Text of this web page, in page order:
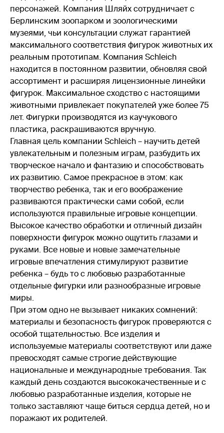
персонажей. Компания Шляйх сотрудничает с
Берлинским зоопарком и зоологическими
музеями, чьи консультации служат гарантией
максимального соответствия фигурок животных их
реальным прототипам. Компания Schleich
находится в постоянном развитии, обновляя свой
ассортимент и расширяя лицензионные линейки
фигурок. Максимальное сходство с настоящими
животными привлекает покупателей уже более 75
лет. Фигурки производятся из каучукового
пластика, раскрашиваются вручную.
Главная цель компании Schleich – научить детей
увлекательным и полезным играм, разбудить их
творческое начало и фантазию и способствовать
их развитию. Самое прекрасное в этом: как
творчество ребенка, так и его воображение
развиваются практически сами собой, если
используются правильные игровые концепции.
Высокое качество обработки и отличный дизайн
поверхности фигурок можно ощутить глазами и
руками. Все новые и новые замечательные
игровые впечатления стимулируют развитие
ребенка – будь то с любовью разработанные
отдельные фигурки или разнообразные игровые
миры.
При этом одно не вызывает никаких сомнений:
материалы и безопасность фигурок проверяются с
особой тщательностью. Все изделия и
используемые материалы соответствуют или даже
превосходят самые строгие действующие
национальные и международные требования. Так
каждый день создаются высококачественные и с
любовью разработанные изделия, которые не
только заставляют чаще биться сердца детей, но и
поражают их родителей.